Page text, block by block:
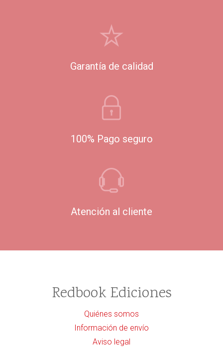
Garantía de calidad
100% Pago seguro
Atención al cliente
Redbook Ediciones
Quiénes somos
Información de envío
Aviso legal